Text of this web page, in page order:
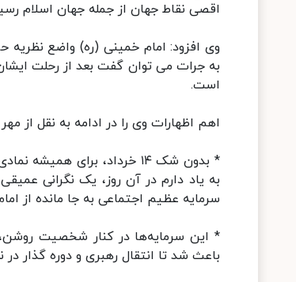
اقصی نقاط جهان از جمله جهان اسلام
وی افزود: امام خمینی (ره) واضع نظریه
به جرات می توان گفت بعد از رحلت
است.
اهم اظهارات وی را در ادامه به نقل از مهر
* بدون شک ۱۴ خرداد، برای
به یاد دارم در آن روز، یک نگرانی
سرمایه عظیم اجتماعی به جا مانده از
* این سرمایه‌ها در کنار شخصیت‌ روشن،
باعث شد تا انتقال رهبری و دوره گذار